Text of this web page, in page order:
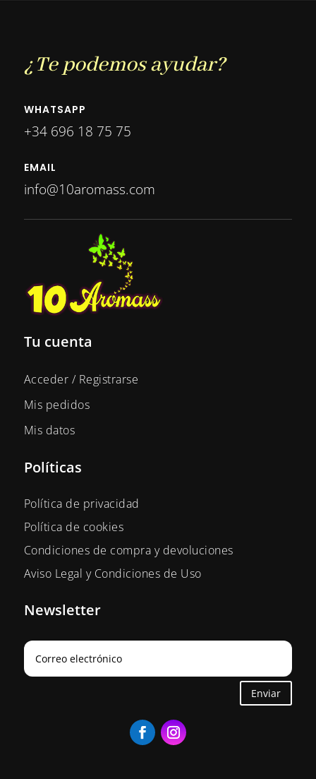
¿Te podemos ayudar?
WHATSAPP
+34 696 18 75 75
EMAIL
info@10aromass.com
Tu cuenta
Acceder / Registrarse
Mis pedidos
Mis datos
Políticas
Política de privacidad
Política de cookies
Condiciones de compra y devoluciones
Aviso Legal y Condiciones de Uso
Newsletter
Enviar